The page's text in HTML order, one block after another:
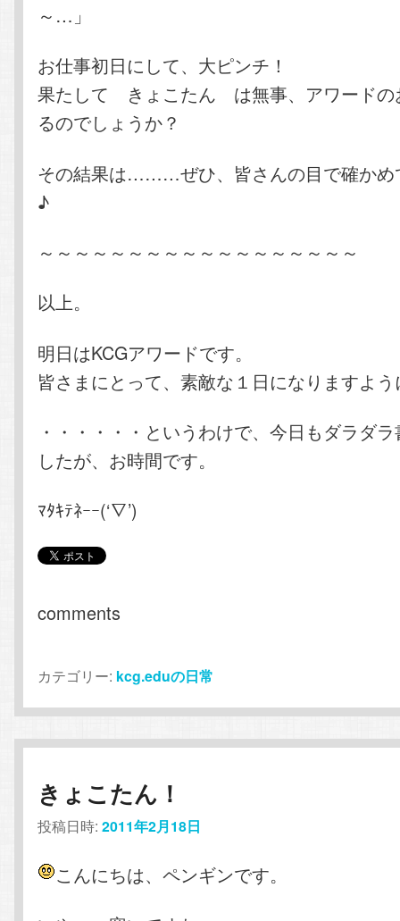
～…」
お仕事初日にして、大ピンチ！
果たして きょこたん は無事、アワードの
るのでしょうか？
その結果は………ぜひ、皆さんの目で確かめ
♪
～～～～～～～～～～～～～～～～～～
以上。
明日はKCGアワードです。
皆さまにとって、素敵な１日になりますよ
・・・・・・というわけで、今日もダラダ
したが、お時間です。
ﾏﾀｷﾃﾈｰｰ(‘∇’)
comments
カテゴリー: kcg.eduの日常
きょこたん！
投稿日時:2011年2月18日
こんにちは、ペンギンです。